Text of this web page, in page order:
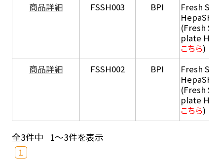
商品詳細
FSSH003 BPI
Fresh
HepaSH®
(Fresh
plate
こちら)
商品詳細
FSSH002 BPI
Fresh
HepaSH®
(Fresh
plate
こちら)
全3件中 1～3件を表示
1